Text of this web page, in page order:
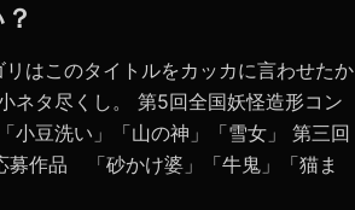
はこのタイトルをカッカに言わせたか
ネタ尽くし。 第5回全国妖怪造形コン
豆洗い」「山の神」「雪女」 第三回
作品 「砂かけ婆」「牛鬼」「猫ま